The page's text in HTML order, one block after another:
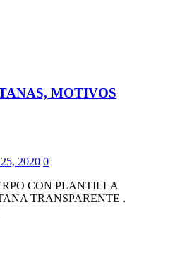
MOTIVOS
2020 0
CON PLANTILLA
TRANSPARENTE .